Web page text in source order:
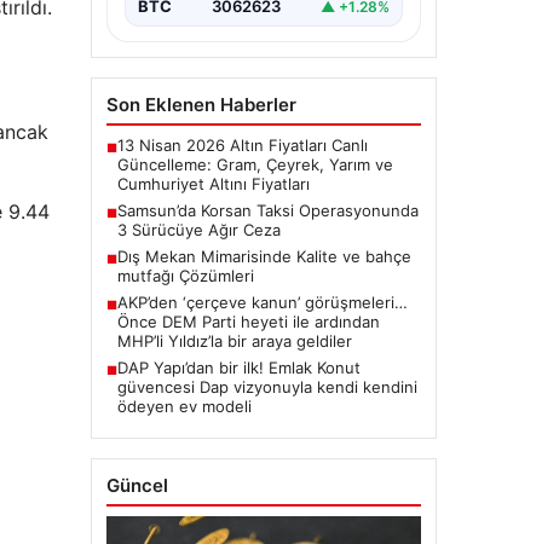
9.44
BTC 3062623 ▲ +1.28%
Son Eklenen Haberler
■13 Nisan 2026 Altın Fiyatları Canlı
Güncelleme: Gram, Çeyrek, Yarım ve
Cumhuriyet Altını Fiyatları
■Samsun’da Korsan Taksi Operasyonunda
3 Sürücüye Ağır Ceza
■Dış Mekan Mimarisinde Kalite ve bahçe
mutfağı Çözümleri
■AKP’den ‘çerçeve kanun’ görüşmeleri…
Önce DEM Parti heyeti ile ardından
MHP’li Yıldız’la bir araya geldiler
■DAP Yapı’dan bir ilk! Emlak Konut
güvencesi Dap vizyonuyla kendi kendini
ödeyen ev modeli
Güncel